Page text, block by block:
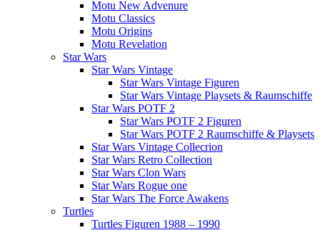
Motu New Advenure
Motu Classics
Motu Origins
Motu Revelation
Star Wars
Star Wars Vintage
Star Wars Vintage Figuren
Star Wars Vintage Playsets & Raumschiffe
Star Wars POTF 2
Star Wars POTF 2 Figuren
Star Wars POTF 2 Raumschiffe & Playsets
Star Wars Vintage Collecrion
Star Wars Retro Collection
Star Wars Clon Wars
Star Wars Rogue one
Star Wars The Force Awakens
Turtles
Turtles Figuren 1988 – 1990